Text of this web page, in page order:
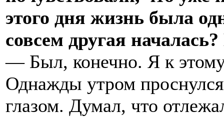
этого дня жизнь была
совсем другая
— Был, конечно. Я к
Однажды утром
глазом. Думал, что